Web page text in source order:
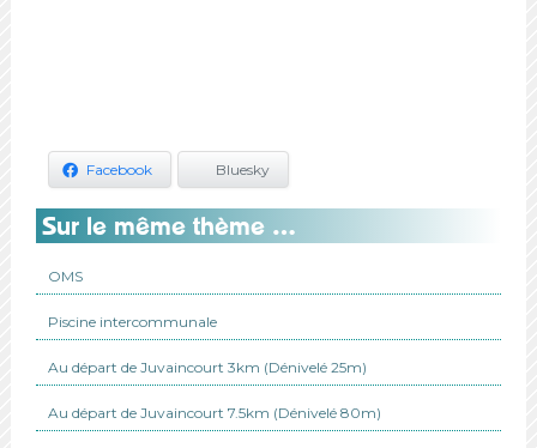
Facebook Bluesky
Sur le même thème …
OMS
Piscine intercommunale
Au départ de Juvaincourt 3km (Dénivelé 25m)
Au départ de Juvaincourt 7.5km (Dénivelé 80m)